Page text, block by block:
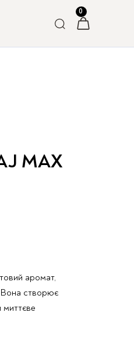
MAX
аромат,
створює
миттєве